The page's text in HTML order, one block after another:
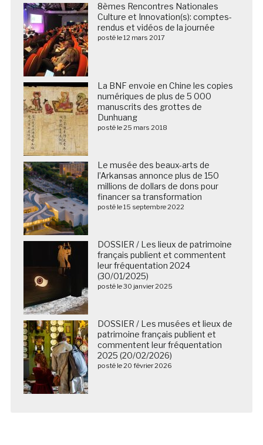
8èmes Rencontres Nationales
Culture et Innovation(s): comptes-
rendus et vidéos de la journée
posté le 12 mars 2017
La BNF envoie en Chine les copies
numériques de plus de 5 000
manuscrits des grottes de
Dunhuang
posté le 25 mars 2018
Le musée des beaux-arts de
l’Arkansas annonce plus de 150
millions de dollars de dons pour
financer sa transformation
posté le 15 septembre 2022
DOSSIER / Les lieux de patrimoine
français publient et commentent
leur fréquentation 2024
(30/01/2025)
posté le 30 janvier 2025
DOSSIER / Les musées et lieux de
patrimoine français publient et
commentent leur fréquentation
2025 (20/02/2026)
posté le 20 février 2026